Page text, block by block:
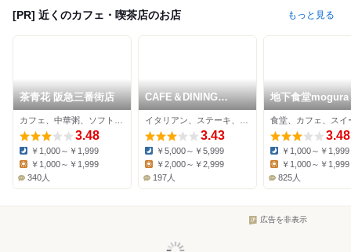
[PR] 近くのカフェ・喫茶店のお店 もっと見る
茶青花 阪急三番街店
3.48
Dinner:
￥1,000～￥1,999
￥1,000～￥1,999
340人
CAFE＆DINING
IGNITE
3.43
Dinner:
￥5,000～￥5,999
￥2,000～￥2,999
197人
地下食堂mogura
食堂、カフェ、スイ
3.48
Dinner:
￥1,000～￥1,999
￥1,000～￥1,999
825人
広告を非表示